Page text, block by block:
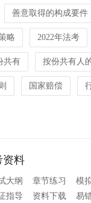
善意取得的构成要件
略 2022年法考
共有 按份共有人
国家赔偿
资料
大纲 章节练习 模
指导 资料下载 易